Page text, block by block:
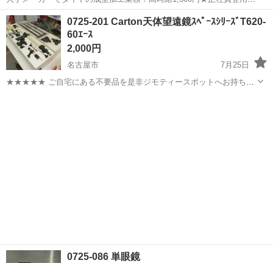
度あり！ワンルーム寮完備！マイカー通勤OK！無料駐車場あり！《三
重県伊勢市》 人気の工場のお仕事 ◇タイヤの製造◇ トラック・バ
ス・RV車用を中心とした...
三重 伊勢市 山田上口駅 その他
0725-201 Carton天体望遠鏡ｽﾍﾟｰｽｼﾘｰｽﾞT620-
60ｴｰｽ
2,000円
名古屋市
7月25日
★★★★★ ご自宅にある不要品を是非ジモティースポットへお持ち込
0725-086 単眼鏡